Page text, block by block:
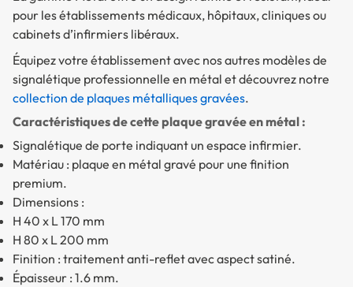
pour les établissements médicaux, hôpitaux, cliniques ou
cabinets d’infirmiers libéraux.
Équipez votre établissement avec nos autres modèles de
signalétique professionnelle en métal et découvrez notre
collection de plaques métalliques gravées.
Caractéristiques de cette plaque gravée en métal :
Signalétique de porte indiquant un espace infirmier.
Matériau : plaque en métal gravé pour une finition
premium.
Dimensions :
H 40 x L 170 mm
H 80 x L 200 mm
Finition : traitement anti-reflet avec aspect satiné.
Épaisseur : 1.6 mm.